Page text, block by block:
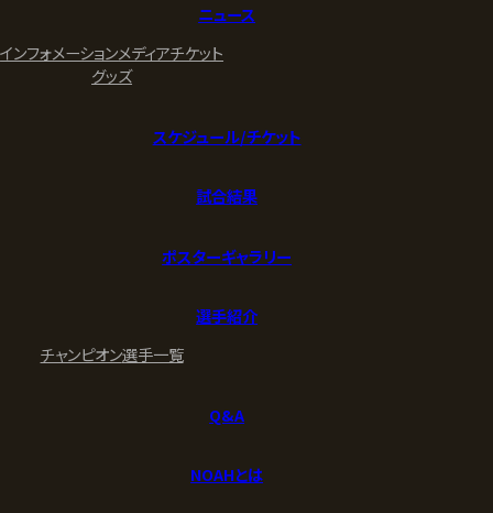
ニュース
インフォメーションメディアチケット
グッズ
スケジュール/チケット
試合結果
ポスターギャラリー
選手紹介
チャンピオン選手一覧
Q&A
NOAHとは